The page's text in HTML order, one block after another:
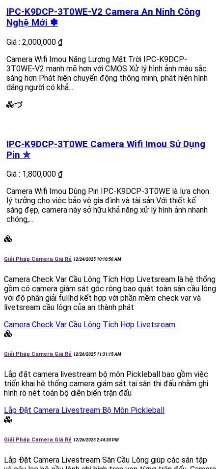
IPC-K9DCP-3T0WE-V2 Camera An Ninh Công
Nghệ Mới ✽
Giá : 2,000,000 ₫
Camera Wifi Imou Năng Lượng Mặt Trời IPC-K9DCP-
3T0WE-V2 mạnh mẽ hơn với CMOS Xử lý hình ảnh màu sắc
sáng hơn Phát hiện chuyển động thông minh, phát hiện hình
dáng người có khả...
づ
IPC-K9DCP-3T0WE Camera Wifi Imou Sử Dụng
Pin ✮
Giá : 1,800,000 ₫
Camera Wifi Imou Dùng Pin IPC-K9DCP-3T0WE là lựa chọn
lý tưởng cho việc bảo vệ gia đình và tài sản Với thiết kế
sáng đẹp, camera này sở hữu khả năng xử lý hình ảnh nhanh
chóng,...
Giải Pháp Camera Giá Rẻ 12/24/2025 10:10:50 AM
Camera Check Var Cầu Lông Tích Hợp Livetsream là hệ thống
gồm có camera giám sát góc rộng bao quát toàn sân cầu lông
với độ phân giải fullhd kết hợp với phần mềm check var và
livetsream cầu lôgn của an thành phát
Camera Check Var Cầu Lông Tích Hợp Livetsream
Giải Pháp Camera Giá Rẻ 12/26/2025 11:31:15 AM
Lắp đặt camera livestream bộ môn Pickleball bao gồm việc
triển khai hệ thống camera giám sát tại sân thi đấu nhằm ghi
hình rõ nét toàn bộ diễn biến trận đấu
Lắp Đặt Camera Livestream Bộ Môn Pickleball
Giải Pháp Camera Giá Rẻ 12/26/2025 2:44:30 PM
Lắp Đặt Camera Livestream Sân Cầu Lông giúp các sân tập